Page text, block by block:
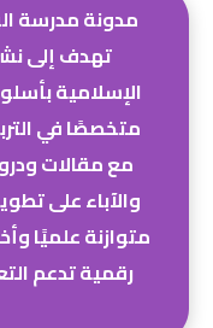
مدونة مدرسة
تهدف إلى
الإسلامية
متخصصًا في
مع مقالات
والآباء على
متوازنة علميًا
رقمية تدعم